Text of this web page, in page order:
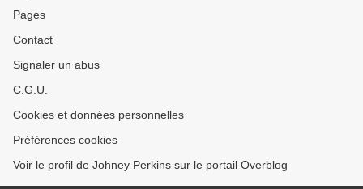
Pages
Contact
Signaler un abus
C.G.U.
Cookies et données personnelles
Préférences cookies
Voir le profil de Johney Perkins sur le portail Overblog